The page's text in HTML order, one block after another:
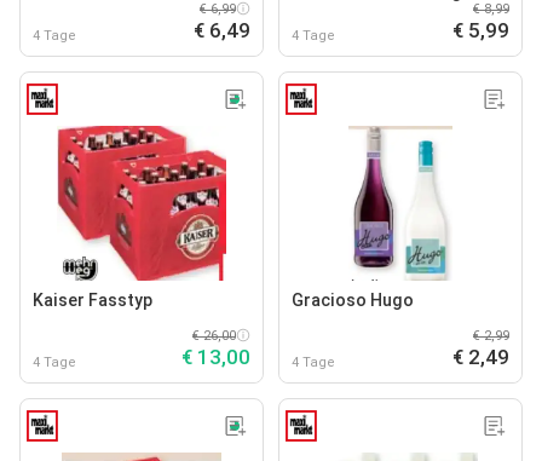
4 Tage
€ 6,99
€ 6,49 4 Tage
€ 8,99
€ 5,99
Kaiser Fasstyp
4 Tage
€ 26,00
€ 13,00
Gracioso Hugo
4 Tage
€ 2,99
€ 2,49